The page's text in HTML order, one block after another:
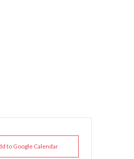
to Google Calendar